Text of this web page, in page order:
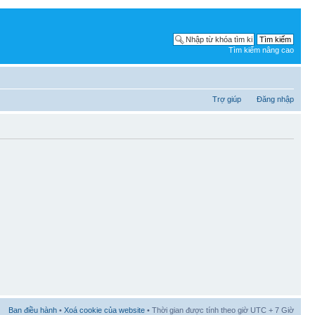
Tìm kiếm nâng cao
Trợ giúp Đăng nhập
Ban điều hành • Xoá cookie của website • Thời gian được tính theo giờ UTC + 7 Giờ